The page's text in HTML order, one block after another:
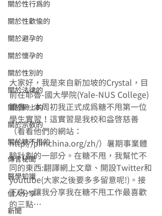
關於性行為的
關於性歡愉的
關於避孕的
關於懷孕的
關於性別的
關於法律的
關於網上的
關於宗教的
關於糖不甩的
傳言秘聞
醫學知識
個人分享
新聞
大家好，我是來自新加坡的Crystal，目
前在耶魯-國大學院(Yale-NUS College)
讀書。本周初我正式成為糖不甩第一位
學生實習！這實習是我校和益啟慈善
（看看他們的網站：
http://pimchina.org/zh/）暑期事業體
驗計劃的一部分。在糖不甩，我幫忙不
同的東西:翻譯網上文章、開設Twitter和
youtube(大家之後要多多留意呢!)。接
下來，讓我分享我在糖不甩工作最喜歡
的三點…